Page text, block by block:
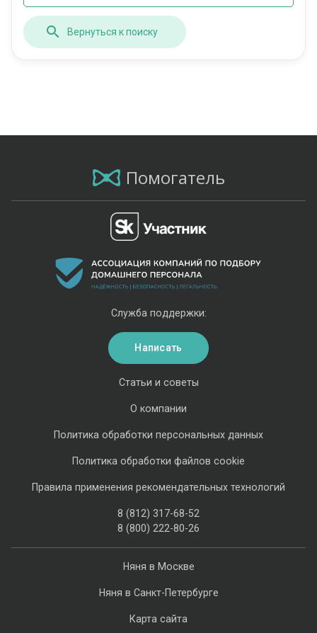
Вернуться к поиску
Помогатель
Няня в Москве
Няня в Санкт-Петербурге
Карта сайта
Статьи и советы
О компании
Политика обработки персональных данных
Политика обработки файлов cookie
Правила применения рекомендательных технологий
8 (812) 317-68-52
8 (800) 222-80-26
Служба поддержки:
Написать